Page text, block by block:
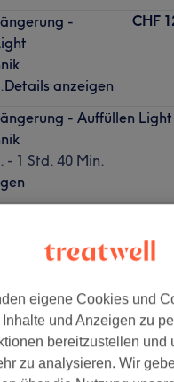
-
Details anzeigen
CHF
- Auffüllen Light
- 1 Std. 40 Min.
- 1 Std. 40 Min.
eigene Cookies und
Inhalte und Anzeigen zu
bereitzustellen und
zu analysieren. Wir